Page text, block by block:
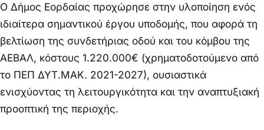
Ο Δήμος Εορδαίας προχώρησε στην υλοποίηση ενός
ιδιαίτερα σημαντικού έργου υποδομής, που αφορά τη
βελτίωση της συνδετήριας οδού και του κόμβου της
ΑΕΒΑΛ, κόστους 1.220.000€ (χρηματοδοτούμενο από
το ΠΕΠ ΔΥΤ.ΜΑΚ. 2021-2027), ουσιαστικά
ενισχύοντας τη λειτουργικότητα και την αναπτυξιακή
προοπτική της περιοχής.